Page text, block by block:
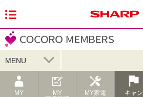
MENU
MY
MY
MY家電
キャン